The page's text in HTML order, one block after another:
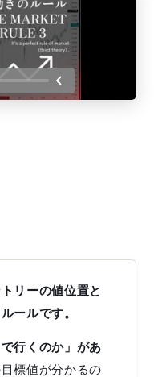
リーの値位置と
ールです。
行くのか」があ
標値が分かるの